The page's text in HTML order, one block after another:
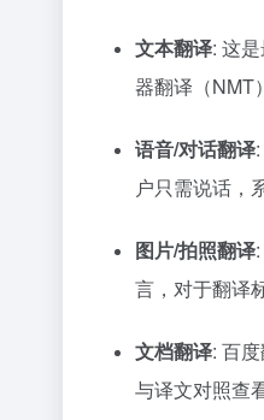
文本翻译: 这
器翻译（NMT
语音/对话翻译
户只需说话，
图片/拍照翻译
言，对于翻译
文档翻译: 百
与译文对照查